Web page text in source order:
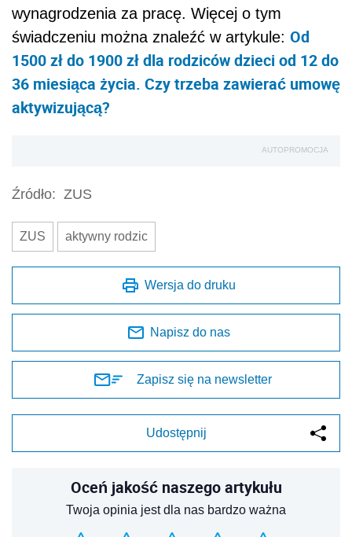
wynagrodzenia za pracę. Więcej o tym
świadczeniu można znaleźć w artykule: Od
1500 zł do 1900 zł dla rodziców dzieci od 12 do
36 miesiąca życia. Czy trzeba zawierać umowę
aktywizującą?
AUTOPROMOCJA
Źródło: ZUS
ZUS aktywny rodzic
Wersja do druku
Napisz do nas
Zapisz się na newsletter
Udostępnij
Oceń jakość naszego artykułu
Twoja opinia jest dla nas bardzo ważna